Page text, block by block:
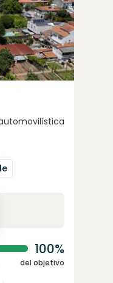
100%
del objetivo